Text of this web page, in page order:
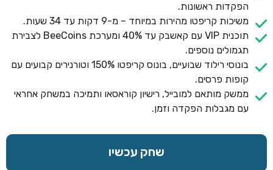
הפקדות ראשונות.
משיכות קריפטו מהירות במיוחד – מ-9 דקות עד 34 שעות.
תוכנית VIP עם קאשבק עד 40% ומערכת BeeCoins לצבירת
תגמולים נוספים.
בונוסי רילוד שבועיים, בונוס קריפטו 150% וטורנירים קבועים עם
קופות פרסים.
ממשק מותאם למובייל, רישיון קוראסאו ותמיכה במשחק אחראי
עם מגבלות הפקדה וזמן.
שחק עכשיו